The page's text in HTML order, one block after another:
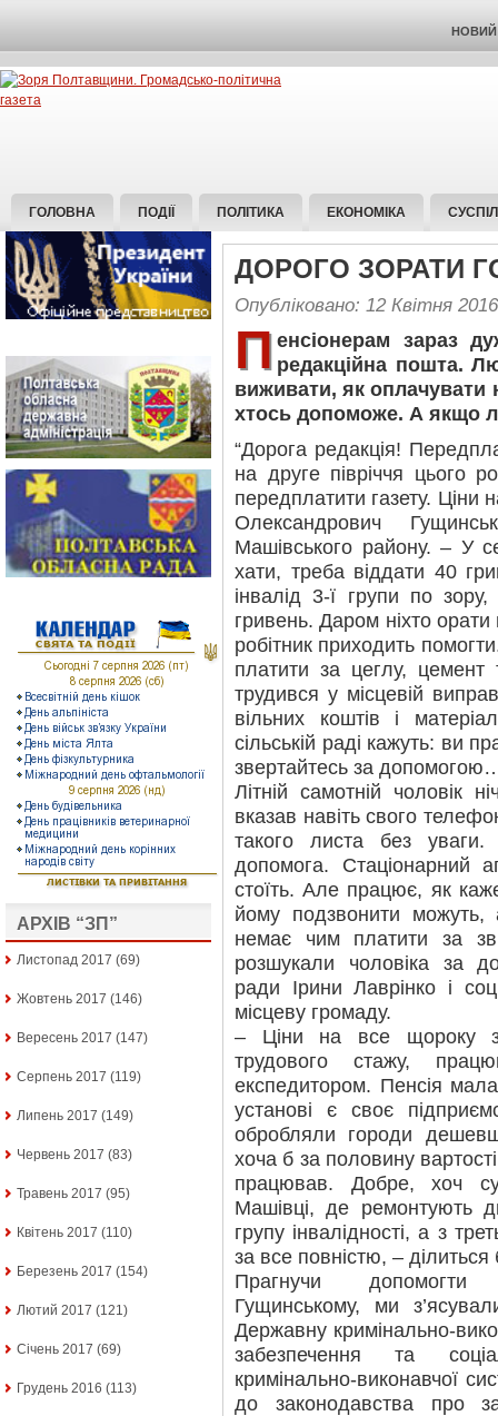
НОВИЙ
ГОЛОВНА ПОДІЇ ПОЛІТИКА ЕКОНОМІКА
АРХІВ “ЗП”
Листопад 2017 (69)
Жовтень 2017 (146)
Вересень 2017 (147)
Серпень 2017 (119)
Липень 2017 (149)
Червень 2017 (83)
Травень 2017 (95)
Квітень 2017 (110)
Березень 2017 (154)
Лютий 2017 (121)
Січень 2017 (69)
Грудень 2016 (113)
ДОРОГО ЗОРАТИ
Опубліковано: 12 Квітня 2016
П енсіонерам зараз
редакційна пошта.
виживати, як оплачувати
хтось допоможе. А якщо
“Дорога редакція!
на друге півріччя цього
передплатити газету. Ціни
Олександрович
Машівського району. – У
хати, треба віддати 40
інвалід 3-ї групи по
гривень. Даром ніхто
робітник приходить
платити за цеглу,
трудився у місцевій
вільних коштів і
сільській раді кажуть: ви
звертайтесь за
Літній самотній чоловік
вказав навіть свого
такого листа без уваги.
допомога. Стаціонарний
стоїть. Але працює, як
йому подзвонити
немає чим платити за
розшукали чоловіка за
ради Ірини Лаврінко і
місцеву громаду.
– Ціни на все щороку
трудового стажу,
експедитором. Пенсія
установі є своє
обробляли городи
хоча б за половину
працював. Добре, хоч
Машівці, де ремонтують
групу інвалідності, а з
за все повністю, – ділиться
Прагнучи допомогти
Гущинському, ми
Державну кримінально-
забезпечення та
кримінально-виконавчої
до законодавства про